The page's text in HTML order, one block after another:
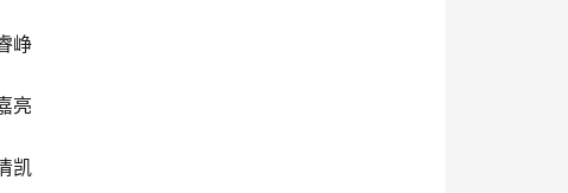
峥
亮
凯